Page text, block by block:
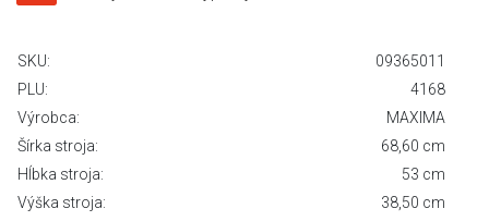
SKU:
09365011
PLU:
4168
Výrobca:
MAXIMA
Šírka stroja:
68,60 cm
Hĺbka stroja:
53 cm
Výška stroja:
38,50 cm